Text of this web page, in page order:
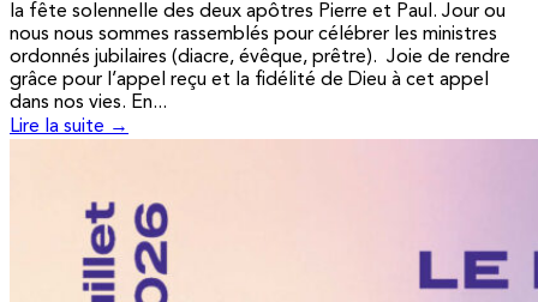
la fête solennelle des deux apôtres Pierre et Paul. Jour ou
nous nous sommes rassemblés pour célébrer les ministres
ordonnés jubilaires (diacre, évêque, prêtre). Joie de rendre
grâce pour l’appel reçu et la fidélité de Dieu à cet appel
dans nos vies. En...
Lire la suite →